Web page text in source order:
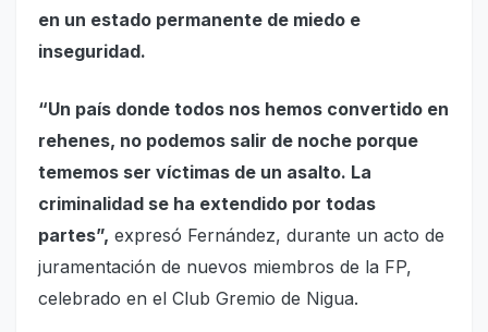
en un estado permanente de miedo e
inseguridad.
“Un país donde todos nos hemos convertido en
rehenes, no podemos salir de noche porque
tememos ser víctimas de un asalto. La
criminalidad se ha extendido por todas
partes”, expresó Fernández, durante un acto de
juramentación de nuevos miembros de la FP,
celebrado en el Club Gremio de Nigua.